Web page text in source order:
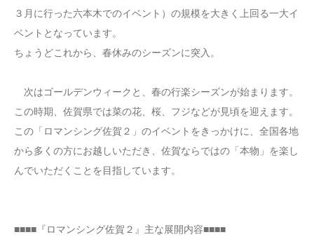
３月に行った六本木でのイベント）の規模を大きく上回る一大イ
ベントとなっています。
ちょうどこれから、春休みのシーズンに突入。
次はゴールデンウィークと、春の行楽シーズンが始まります。
この時期、佐賀県では菜の花、桜、フジなどが見頃を迎えます。
この「ロマンシング佐賀２」のイベントをきっかけに、全国各地
から多くの方にお越しいただき、佐賀ならではの「本物」を楽し
んでいただくことを目指しています。
■■■■『ロマンシング佐賀２』主な展開内容■■■■